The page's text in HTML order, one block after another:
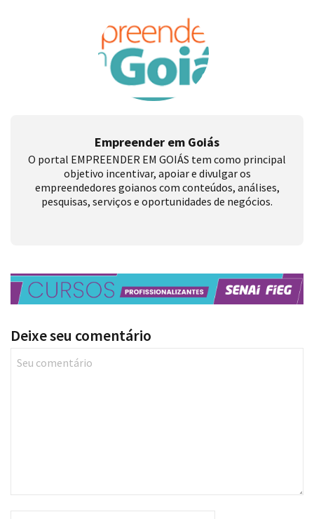
Empreender em Goiás
O portal EMPREENDER EM GOIÁS tem como principal
objetivo incentivar, apoiar e divulgar os
empreendedores goianos com conteúdos, análises,
pesquisas, serviços e oportunidades de negócios.
Deixe seu comentário